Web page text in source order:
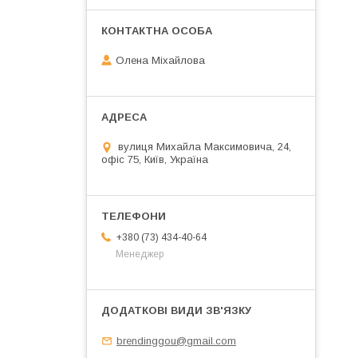
Олена Міхайлова
вулиця Михайла Максимовича, 24,
офіс 75, Київ, Україна
+380 (73) 434-40-64
Менеджер
brendinggou@gmail.com